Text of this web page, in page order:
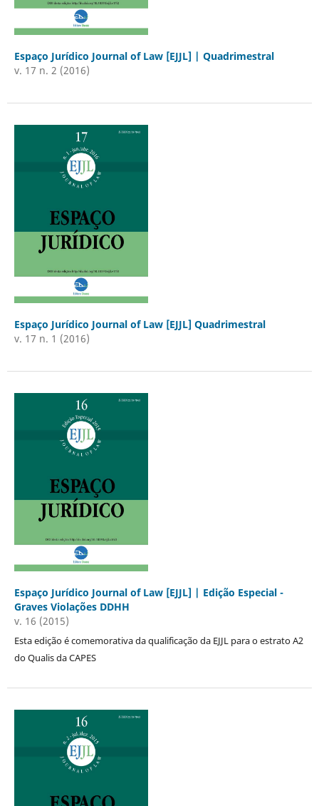
Espaço Jurídico Journal of Law [EJJL] | Quadrimestral
v. 17 n. 2 (2016)
Espaço Jurídico Journal of Law [EJJL] Quadrimestral
v. 17 n. 1 (2016)
Espaço Jurídico Journal of Law [EJJL] | Edição Especial -
Graves Violações DDHH
v. 16 (2015)
Esta edição é comemorativa da qualificação da EJJL para o estrato A2
do Qualis da CAPES